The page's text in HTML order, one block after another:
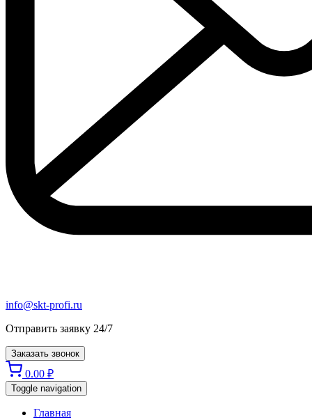
info@skt-profi.ru
Отправить заявку 24/7
Заказать звонок
0.00 ₽
Toggle navigation
Главная